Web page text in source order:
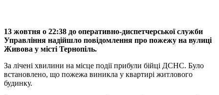
13 жовтня о 22:38 до оперативно-диспетчерської служби
Управління надійшло повідомлення про пожежу на вулиці
Живова у місті Тернопіль.
За лічені хвилини на місце події прибули бійці ДСНС. Було
встановлено, що пожежа виникла у квартирі житлового
будинку.